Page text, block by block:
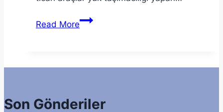
Read MorePsikoteknik
Son Gönderiler